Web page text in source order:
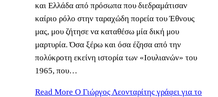
και Ελλάδα από πρόσωπα που διεδραμάτισαν
καίριο ρόλο στην ταραχώδη πορεία του Έθνους
μας, μου ζήτησε να καταθέσω μία δική μου
μαρτυρία. Όσα ξέρω και όσα έζησα από την
πολύκροτη εκείνη ιστορία των «Ιουλιανών» του
1965, που…
Read More Ο Γιώργος Λεονταρίτης γράφει για το